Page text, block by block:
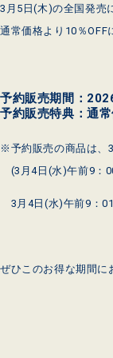
3月5日(木)の全国発売
通常価格より10％
予約販売期間：
予約販売特典：通
※予約販売の商品は、
(3月4日(水)午前9：
3月4日(水)午前9：
ぜひこのお得な期間に